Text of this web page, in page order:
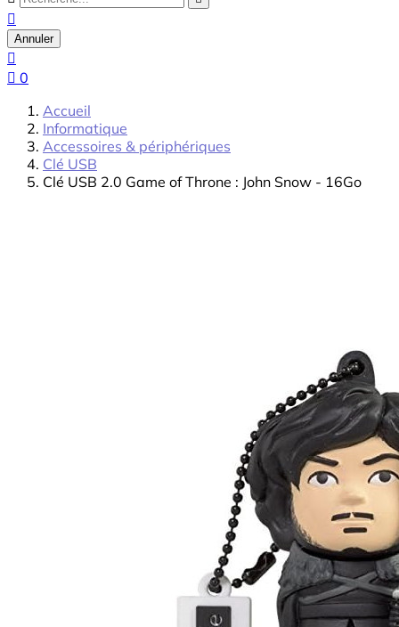

Annuler

 0
Accueil
Informatique
Accessoires & périphériques
Clé USB
Clé USB 2.0 Game of Throne : John Snow - 16Go